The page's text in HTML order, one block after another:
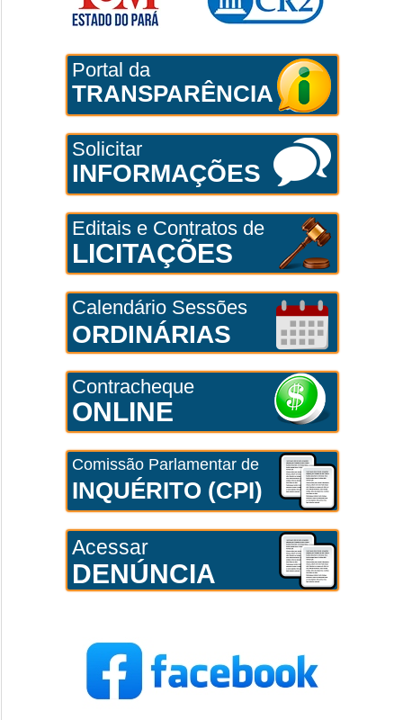
Portal da
TRANSPARÊNCIA
Solicitar
INFORMAÇÕES
Editais e Contratos de
LICITAÇÕES
Calendário Sessões
ORDINÁRIAS
Contracheque
ONLINE
Comissão Parlamentar de
INQUÉRITO (CPI)
Acessar
DENÚNCIA